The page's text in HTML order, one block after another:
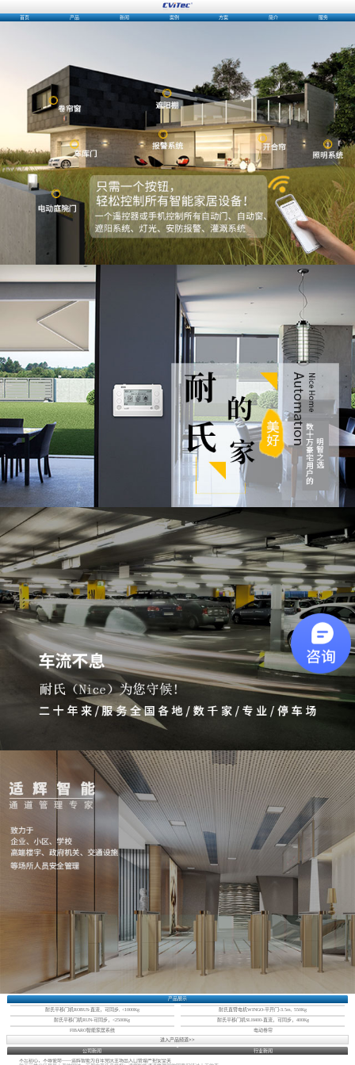
首页 产品 新闻 案例 方案 简介 服务
产品展示
耐氏平移门机ROBUS-直流，可同步, <1000Kg 耐氏直臂电机WINGO-平开门-3.5m, 550Kg
耐氏平移门机RUN-可同步，<2500Kg 耐氏平移门机SLH400-直流，可同步，400Kg
FIBARO智能家居系统
电动卷帘
进入产品频道>>
公司新闻
行业新闻
不忘初心，不辱使命——适辉智能为百年党庆主场出入口管理严把安全关